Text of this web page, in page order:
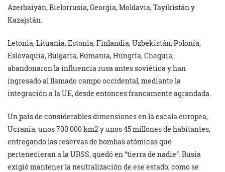
Azerbaiyán, Bielorrusia, Georgia, Moldavia, Tayikistán y
Kazajstán.
Letonia, Lituania, Estonia, Finlandia, Uzbekistán, Polonia,
Eslovaquia, Bulgaria, Rumania, Hungría, Chequia,
abandonaron la influencia rusa antes soviética y han
ingresado al llamado campo occidental, mediante la
integración a la UE, desde entonces francamente agrandada.
Un país de considerables dimensiones en la escala europea,
Ucrania, unos 700 000 km2 y unos 45 millones de habitantes,
entregando las reservas de bombas atómicas que
pertenecieran a la URSS, quedó en “tierra de nadie”. Rusia
exigió mantener la neutralización de ese estado, como se